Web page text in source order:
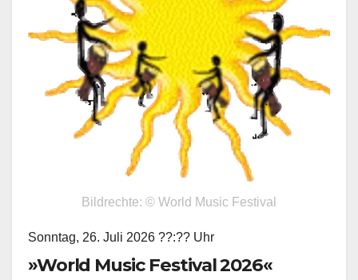
Bildrechte: © World Music Festival
Sonntag, 26. Juli 2026 ??:?? Uhr
»World Music Festival 2026«